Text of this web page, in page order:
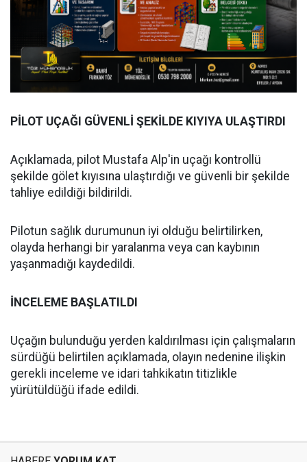
PİLOT UÇAĞI GÜVENLİ ŞEKİLDE KIYIYA ULAŞTIRDI
Açıklamada, pilot Mustafa Alp'in uçağı kontrollü
şekilde gölet kıyısına ulaştırdığı ve güvenli bir şekilde
tahliye edildiği bildirildi.
Pilotun sağlık durumunun iyi olduğu belirtilirken,
olayda herhangi bir yaralanma veya can kaybının
yaşanmadığı kaydedildi.
İNCELEME BAŞLATILDI
Uçağın bulunduğu yerden kaldırılması için çalışmaların
sürdüğü belirtilen açıklamada, olayın nedenine ilişkin
gerekli inceleme ve idari tahkikatın titizlikle
yürütüldüğü ifade edildi.